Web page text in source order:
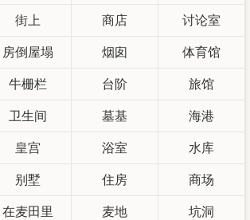
街上 商店 讨论室
房倒屋塌 烟囱 体育馆
牛栅栏 台阶 旅馆
卫生间 墓基 海港
皇宫 浴室 水库
别墅 住房 商场
在麦田里 麦地 坑洞